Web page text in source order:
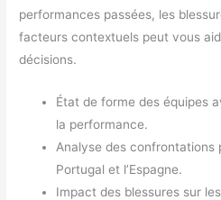
performances passées, les
facteurs contextuels peut vous
décisions.
État de forme des équipes
la performance.
Analyse des confrontations
Portugal et l’Espagne.
Impact des blessures sur